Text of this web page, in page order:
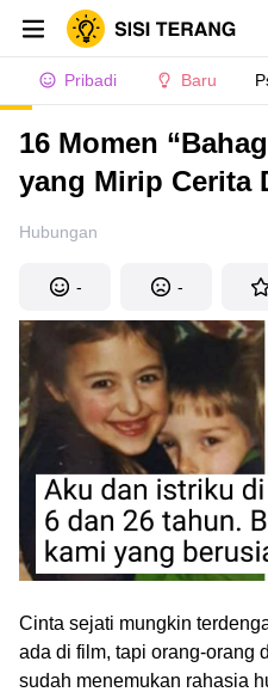
Pribadi Baru
16 Momen
yang Mirip Cerita
Hubungan
- -
Cinta sejati mungkin
ada di film, tapi orang-orang
sudah menemukan rahasia